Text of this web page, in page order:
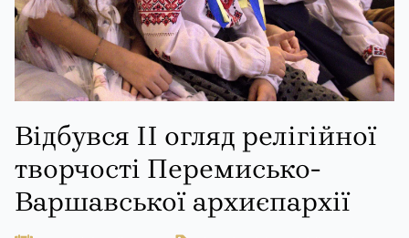
Відбувся ІІ огляд релігійної
творчості Перемисько-
Варшавської архиєпархії